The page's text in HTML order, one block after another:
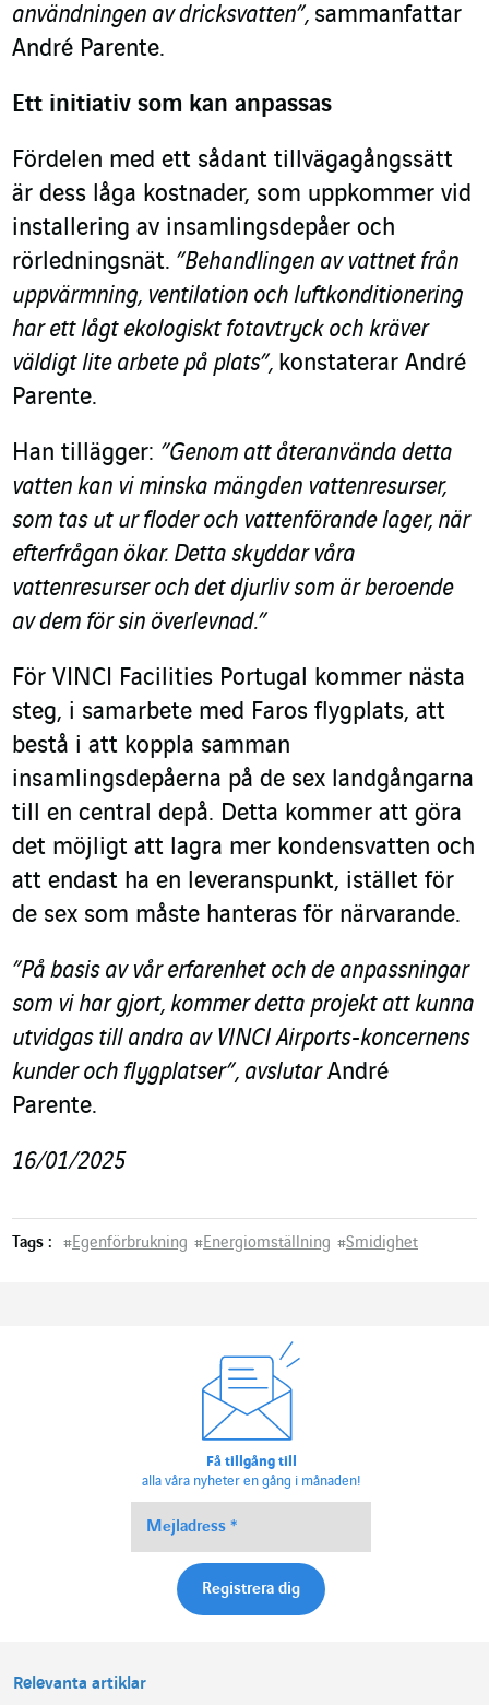
användningen av dricksvatten”, sammanfattar
André Parente.
Ett initiativ som kan anpassas
Fördelen med ett sådant tillvägagångssätt
är dess låga kostnader, som uppkommer vid
installering av insamlingsdepåer och
rörledningsnät. ”Behandlingen av vattnet från
uppvärmning, ventilation och luftkonditionering
har ett lågt ekologiskt fotavtryck och kräver
väldigt lite arbete på plats”, konstaterar André
Parente.
Han tillägger: ”Genom att återanvända detta
vatten kan vi minska mängden vattenresurser,
som tas ut ur floder och vattenförande lager, när
efterfrågan ökar. Detta skyddar våra
vattenresurser och det djurliv som är beroende
av dem för sin överlevnad.”
För VINCI Facilities Portugal kommer nästa
steg, i samarbete med Faros flygplats, att
bestå i att koppla samman
insamlingsdepåerna på de sex landgångarna
till en central depå. Detta kommer att göra
det möjligt att lagra mer kondensvatten och
att endast ha en leveranspunkt, istället för
de sex som måste hanteras för närvarande.
”På basis av vår erfarenhet och de anpassningar
som vi har gjort, kommer detta projekt att kunna
utvidgas till andra av VINCI Airports-koncernens
kunder och flygplatser”, avslutarAndré
Parente.
16/01/2025
Tags : #Egenförbrukning #Energiomställning #Smidighet
Få tillgång till
alla våra nyheter en gång i månaden!
Relevanta artiklar